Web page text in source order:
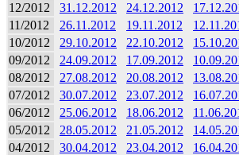
12/2012 31.12.2012 24.12.2012
11/2012
26.11.2012 19.11.2012
10/2012
29.10.2012 22.10.2012
09/2012
24.09.2012 17.09.2012
08/2012
27.08.2012 20.08.2012
07/2012
30.07.2012 23.07.2012
06/2012
25.06.2012 18.06.2012
05/2012
28.05.2012 21.05.2012
04/2012
30.04.2012 23.04.2012